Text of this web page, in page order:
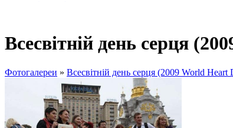
Всесвітній день серця
Фотогалереи » Всесвітній день серця (2009 World Heart